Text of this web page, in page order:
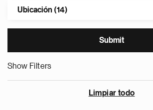
Ubicación (14)
Show Filters
Limpiar todo